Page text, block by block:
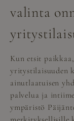
valinta
Kun etsit
yritystilaisuuden
ainutlaatuisen
palvelua ja
ympäristö